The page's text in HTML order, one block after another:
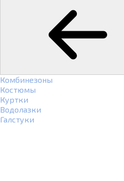
Комбинезоны
Костюмы
Куртки
Водолазки
Галстуки